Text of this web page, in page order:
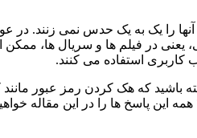
یک به یک حدس نمی زنند. در
یعنی در فیلم ها و سریال ها،
استفاده می کنند.
باشید که هک کردن رمز عبور
ها را در این مقاله خواهید